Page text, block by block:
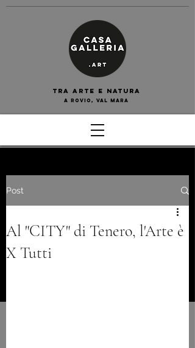
tra arte e naturA
a rovio, val mara
Post
Al "CITY" di Tenero, l'Arte è
X Tutti